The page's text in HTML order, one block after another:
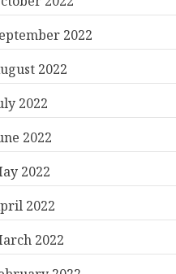
2022
2022
2022
2022
2022
2022
2022